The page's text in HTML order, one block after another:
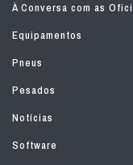
À Conversa com as
Equipamentos
Pneus
Pesados
Notícias
Software